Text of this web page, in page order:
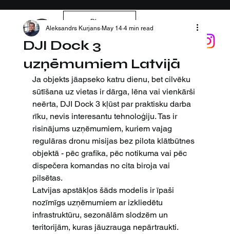
DOKSTACIJA.LV
Blogs
DJI Dock 3
uzņēmumiem Latvijā
Aleksandrs Kurjans May 14 4 min read
Ja objekts jāapseko katru dienu, bet cilvēku
sūtīšana uz vietas ir dārga, lēna vai vienkārši
neērta, DJI Dock 3 kļūst par praktisku darba
rīku, nevis interesantu tehnoloģiju. Tas ir
risinājums uzņēmumiem, kuriem vajag
regulāras dronu misijas bez pilota klātbūtnes
objektā - pēc grafika, pēc notikuma vai pēc
dispečera komandas no cita biroja vai
pilsētas.
Latvijas apstākļos šāds modelis ir īpaši
nozīmīgs uzņēmumiem ar izkliedētu
infrastruktūru, sezonālām slodzēm un
teritorijām, kuras jāuzrauga nepārtraukti.